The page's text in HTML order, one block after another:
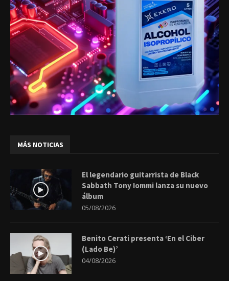
MÁS NOTICIAS
El legendario guitarrista de Black
Sabbath Tony Iommi lanza su nuevo
álbum
05/08/2026
Benito Cerati presenta ‘En el Ciber
(Lado Be)’
04/08/2026